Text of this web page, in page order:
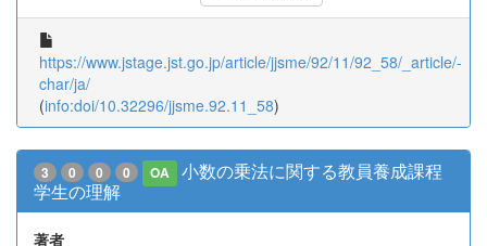
https://www.jstage.jst.go.jp/article/jjsme/92/11/92_58/_article/-
char/ja/
(info:doi/10.32296/jjsme.92.11_58)
3 0 0 0 OA
小数の乗法に関する教員養成課程
学生の理解
著者